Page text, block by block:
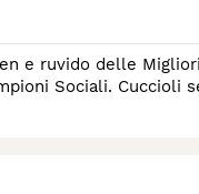
Cuccioli sempre